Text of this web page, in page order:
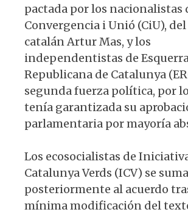
pactada por los nacionalistas
Convergencia i Unió (CiU),
catalán Artur Mas, y los
independentistas de
Republicana de Catalunya
segunda fuerza política, por
tenía garantizada su
parlamentaria por mayoría
Los ecosocialistas de
Catalunya Verds (ICV) se
posteriormente al acuerdo
mínima modificación del